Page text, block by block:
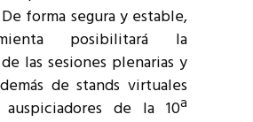
forma segura y estable,
posibilitará la
las sesiones plenarias y
de stands virtuales
de la 10ª